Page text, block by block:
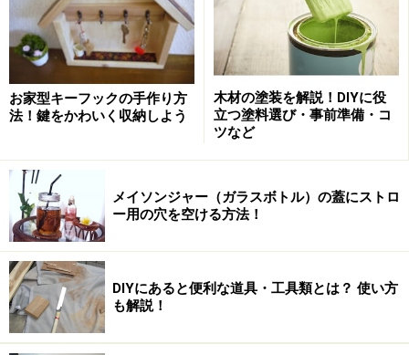
水に強く、やわらかい床材です。柄は木目や格子柄、タ
イル風など柄や色味など種類も様々です。機能も防カビ
タイプや遮音性の高い厚手タイプ、抗菌タイプなどがあ
ります。
はさみやカッターで簡単に切ることができ、両面テープ
で貼るだけなので作業も簡単。ホームセンターなどで取
り扱っているので、必要な長さをカットしてもらいまし
ょう。
クッションフロアシート購入前の準備
お家型キーフックの手作り方
法！鍵をかわいく収納しよう
木材の塗装を解説！DIYに役
立つ塗料選び・事前準備・コ
ツなど
メイソンジャー（ガラスボトル）の蓋にストロ
ー用の穴を空ける方法！
DIYにあると便利な道具・工具類とは？ 使い方
も解説！